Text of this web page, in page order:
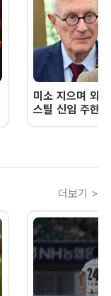
미소 지으며 외
스틸 신임 주한
더보기 >